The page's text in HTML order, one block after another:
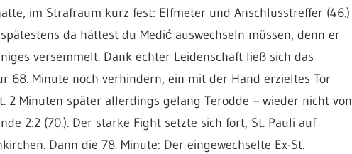
im Strafraum kurz fest: Elfmeter und Anschlusstreffer (46.)
da hättest du Medić auswechseln müssen, denn er
versemmelt. Dank echter Leidenschaft ließ sich das
68. Minute noch verhindern, ein mit der Hand erzieltes Tor
2 Minuten später allerdings gelang Terodde – wieder nicht von
2:2 (70.). Der starke Fight setzte sich fort, St. Pauli auf
Dann die 78. Minute: Der eingewechselte Ex-St.